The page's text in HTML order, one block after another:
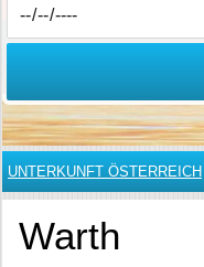
UNTERKUNFT ÖSTERREICH
Warth